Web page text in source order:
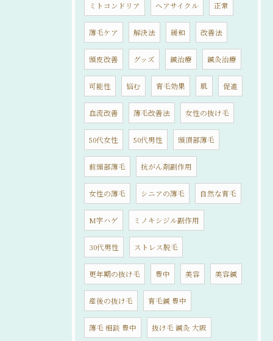
ミトコンドリア ヘアサイクル 正常
薄毛ケア 解決法 緩和 改善法
頭皮改善 グッズ 鍼治療 鍼灸治療
可能性 悩む 育毛効果 肌 促進
血流改善 薄毛改善法 女性の抜け毛
50代女性 50代男性 頭頂部薄毛
前頭部薄毛 抗がん剤副作用
女性の薄毛 シニアの薄毛 自然な育毛
M字ハゲ ミノキシジル副作用
30代男性 ストレス脱毛
更年期の抜け毛 豊中 美容 美容鍼
産後の抜け毛 育毛鍼 豊中
薄毛 相談 豊中 抜け毛 鍼灸 大阪